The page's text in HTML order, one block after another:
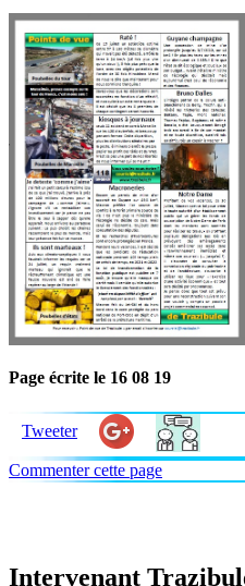
Page écrite le 16 08 19
Tweeter
Commenter cette page
Intervenant